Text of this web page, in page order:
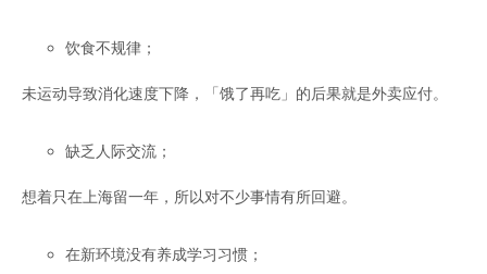
饮食不规律；
未运动导致消化速度下降，「饿了再吃」的后果就是外卖应付。
缺乏人际交流；
想着只在上海留一年，所以对不少事情有所回避。
在新环境没有养成学习习惯；